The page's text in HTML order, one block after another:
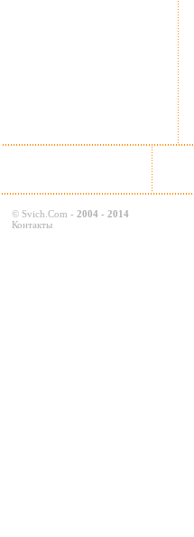
© Svich.Com - 2004 - 2014
Контакты